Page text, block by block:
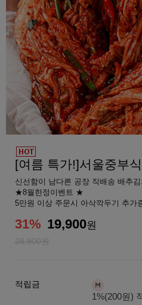
[여름 특가!]서울중부
신선함이 남다른 공장 직배송 배추
★8월한정이벤트 ★
5만원 이상 주문시 아삭깍두기 추가
31% 19,900원
28,900원
적립금
1%(200원)